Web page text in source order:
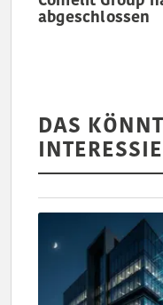
abgeschlossen
DAS